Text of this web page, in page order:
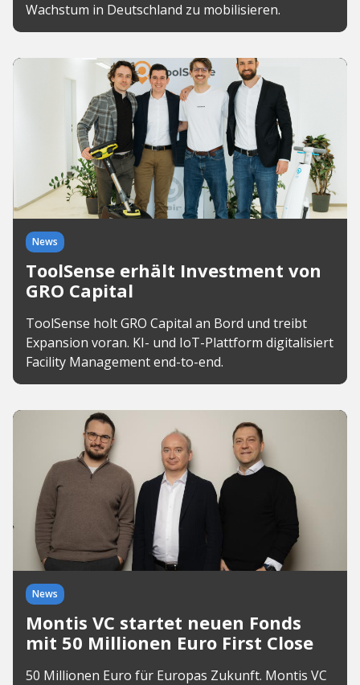
Wachstum in Deutschland zu mobilisieren.
News
ToolSense erhält Investment von
GRO Capital
ToolSense holt GRO Capital an Bord und treibt
Expansion voran. KI- und IoT-Plattform digitalisiert
Facility Management end-to-end.
News
Montis VC startet neuen Fonds
mit 50 Millionen Euro First Close
50 Millionen Euro für Europas Zukunft. Montis VC